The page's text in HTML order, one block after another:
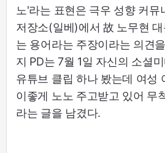
노'라는 표현은 극우 성향 커뮤
저장소(일베)에서 故 노무현
는 용어라는 주장이라는 의견
지 PD는 7월 1일 자신의 소셜
유튜브 클립 하나 봤는데 여성
이좋게 노노 주고받고 있어 무
라는 글을 남겼다.